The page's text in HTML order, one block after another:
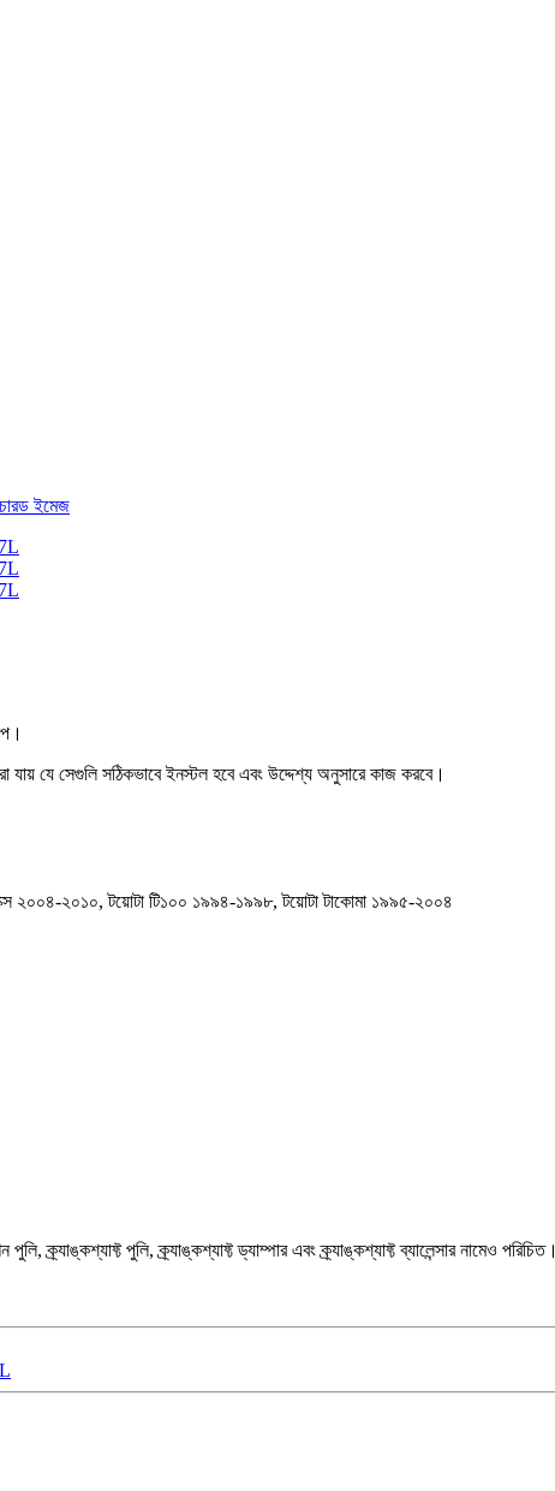
যায় যে সেগুলি সঠিকভাবে ইনস্টল হবে এবং উদ্দেশ্য অনুসারে কাজ করবে।
২০০৪-২০১০, টয়োটা টি১০০ ১৯৯৪-১৯৯৮, টয়োটা টাকোমা ১৯৯৫-২০০৪
ক্র্যাঙ্কশ্যাফ্ট পুলি, ক্র্যাঙ্কশ্যাফ্ট ড্যাম্পার এবং ক্র্যাঙ্কশ্যাফ্ট ব্যালেন্সার নামেও পরিচিত।